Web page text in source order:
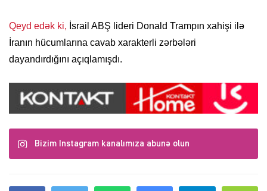
Qeyd edək ki, İsrail ABŞ lideri Donald Trampın xahişi ilə
İranın hücumlarına cavab xarakterli zərbələri
dayandırdığını açıqlamışdı.
Bizim Instagram kanalımıza abunə olun